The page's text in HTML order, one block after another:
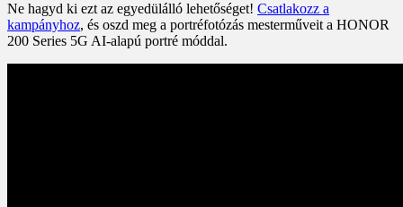
Ne hagyd ki ezt az egyedülálló lehetőséget! Csatlakozz a
kampányhoz, és oszd meg a portréfotózás mesterműveit a HONOR
200 Series 5G AI-alapú portré móddal.